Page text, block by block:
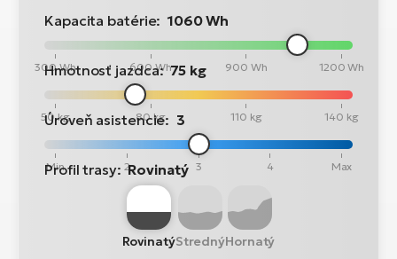
Kapacita batérie: 1060 Wh
300 Wh 600 Wh 900 Wh 1200 Wh
Hmotnosť jazdca: 75 kg
50 kg 80 kg 110 kg 140 kg
Úroveň asistencie: 3
Min 2 3 4 Max
Profil trasy: Rovinatý
RovinatýStrednýHornatý